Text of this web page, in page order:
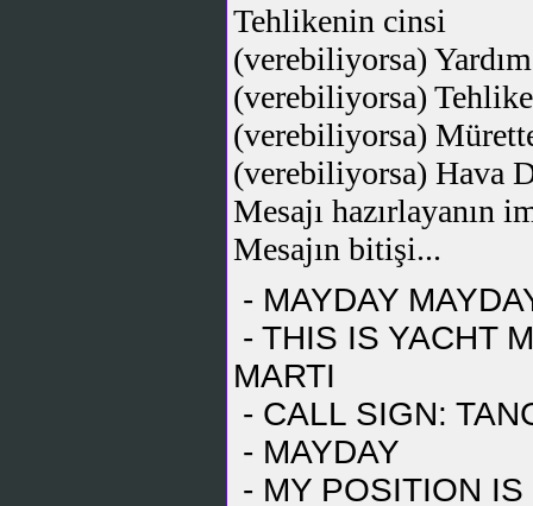
Tehlikenin cinsi
(verebiliyorsa)
(verebiliyorsa)
(verebiliyorsa)
(verebiliyorsa) Hava
Mesajı hazırlayanın
Mesajın bitişi...
- MAYDAY
- THIS IS YACHT
MARTI
- CALL SIGN:
- MAYDAY
- MY POSITION